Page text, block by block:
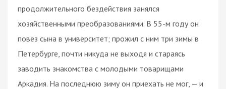
продолжительного бездействия занялся
хозяйственными преобразованиями. В 55-м году он
повез сына в университет; прожил с ним три зимы в
Петербурге, почти никуда не выходя и стараясь
заводить знакомства с молодыми товарищами
Аркадия. На последнюю зиму он приехать не мог, — и